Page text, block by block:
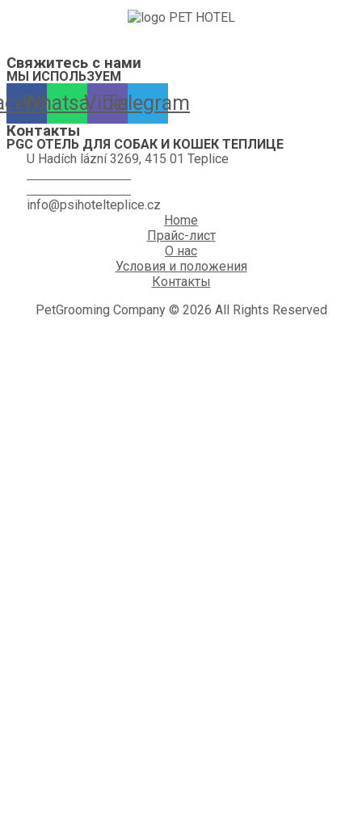
Свяжитесь с нами
МЫ ИСПОЛЬЗУЕМ
Whatsapp
ViberTelegram
Контакты
PGC ОТЕЛЬ ДЛЯ СОБАК И КОШЕК ТЕПЛИЦЕ
U Hadích lázní 3269, 415 01 Teplice
info@psihotelteplice.cz
Home
Прайс-лист
О нас
Условия и положения
Контакты
PetGrooming Company © 2026 All Rights Reserved